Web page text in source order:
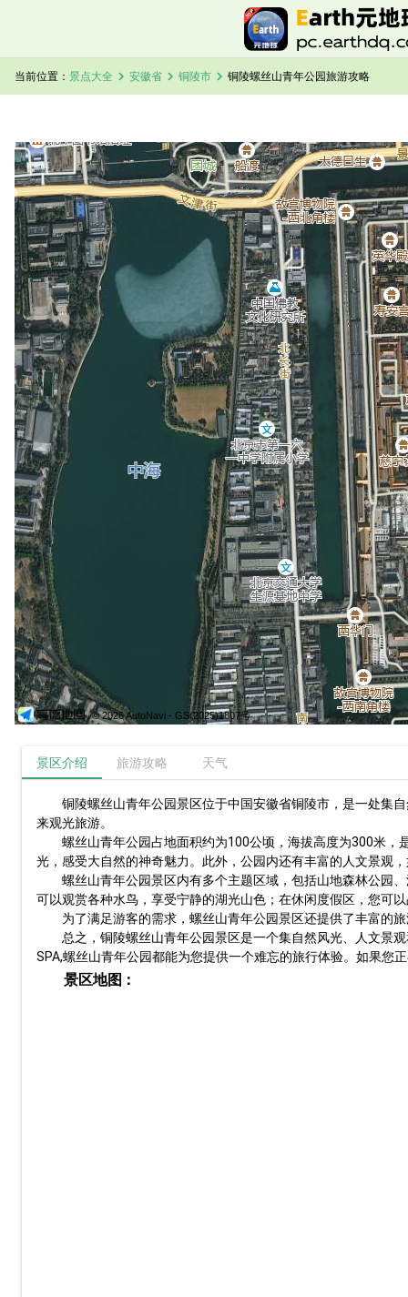
当前位置： 景点大全 chevron_right 安徽省 chevron_right 铜陵市 chevron_right 铜陵螺丝山青年公园旅游攻略
铜陵螺丝山青年公园卫星地图加载中，请稍候...
© 2026 AutoNavi - GS(2025)1807号
景区介绍 旅游攻略 天气
铜陵螺丝山青年公园景区位于中国安徽省铜陵市，是一处集
来观光旅游。
螺丝山青年公园占地面积约为100公顷，海拔高度为300米
光，感受大自然的神奇魅力。此外，公园内还有丰富的人文景观
螺丝山青年公园景区内有多个主题区域，包括山地森林公园
可以观赏各种水鸟，享受宁静的湖光山色；在休闲度假区，您可
为了满足游客的需求，螺丝山青年公园景区还提供了丰富的
总之，铜陵螺丝山青年公园景区是一个集自然风光、人文景
SPA,螺丝山青年公园都能为您提供一个难忘的旅行体验。如果您
景区地图：